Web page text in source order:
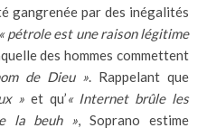
gangrenée par des inégalités
pétrole est une raison légitime
des hommes commettent
de Dieu ». Rappelant que
»et qu’« Internet brûle les
la beuh », Soprano estime